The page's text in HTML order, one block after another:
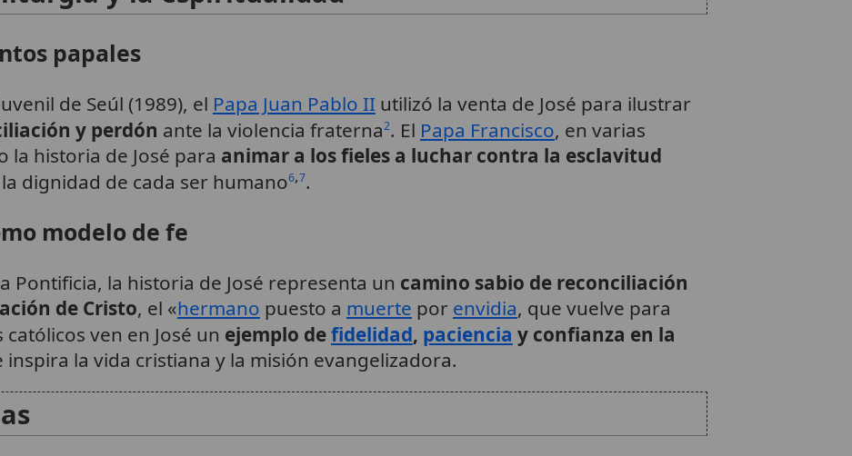
papales
de Seúl (1989), el Papa Juan Pablo IIutilizó la venta de José para ilustrar
y perdón ante la violencia fraterna2. El Papa Francisco, en varias
la historia de José para animar a los fieles a luchar contra la esclavitud
dignidad de cada ser humano6,7.
modelo de fe
Pontificia, la historia de José representa un camino sabio de reconciliación
de Cristo, el «hermano puesto a muerte por envidia, que vuelve para
católicos ven en José un ejemplo defidelidad, paciencia y confianza en la
inspira la vida cristiana y la misión evangelizadora.